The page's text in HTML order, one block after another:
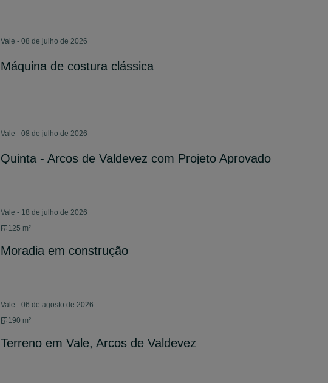
Vale - 08 de julho de 2026
Máquina de costura clássica
Vale - 08 de julho de 2026
Quinta - Arcos de Valdevez com Projeto Aprovado
Vale - 18 de julho de 2026
125 m²
Moradia em construção
Vale - 06 de agosto de 2026
190 m²
Terreno em Vale, Arcos de Valdevez